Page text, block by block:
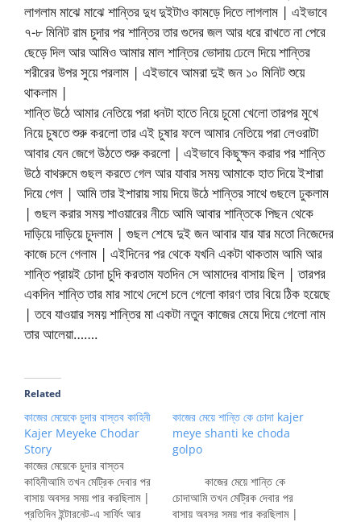
লাগলাম মাঝে মাঝে শান্তির দুধ দুইটাও কামড়ে দিতে লাগলাম | এইভাবে
৭-৮ মিনিট রাম চুদার পর শান্তির তার গুদের জল আর ধরে রাখতে না পেরে
ছেড়ে দিল আর আমিও আমার মাল শান্তির ভোদায় ঢেলে দিয়ে শান্তির
শরীরের উপর সুয়ে পরলাম | এইভাবে আমরা দুই জন ১০ মিনিট শুয়ে
থাকলাম |
শান্তি উঠে আমার নেতিয়ে পরা ধনটা হাতে নিয়ে চুমো খেলো তারপর মুখে
নিয়ে চুষতে শুরু করলো তার এই চুষার ফলে আমার নেতিয়ে পরা লেওরাটা
আবার যেন জেগে উঠতে শুরু করলো | এইভাবে কিছুক্ষন করার পর শান্তি
উঠে বাথরুমে গুছল করতে গেল আর যাবার সময় আমাকে হাত দিয়ে ইশারা
দিয়ে গেল | আমি তার ইশারায় সায় দিয়ে উঠে শান্তির সাথে গুছলে ঢুকলাম
| গুছল করার সময় শাওয়ারের নীচে আমি আবার শান্তিকে পিছন থেকে
দাড়িয়ে দাড়িয়ে চুদলাম | গুছল শেষে দুই জন আবার যার যার মতো নিজেদের
কাজে চলে গেলাম | এইদিনের পর থেকে যখনি একটা থাকতাম আমি আর
শান্তি প্রায়ই চোদা চুদি করতাম যতদিন সে আমাদের বাসায় ছিল | তারপর
একদিন শান্তি তার মার সাথে দেশে চলে গেলো কারণ তার বিয়ে ঠিক হয়েছে
| তবে যাওয়ার সময় শান্তির মা একটা নতুন কাজের মেয়ে দিয়ে গেলো নাম
তার আলেয়া…….
Related
কাজের মেয়েকে চুদার বাস্তব কাহিনী
Kajer Meyeke Chodar
Story
কাজের মেয়েকে চুদার বাস্তব
কাহিনীআমি তখন মেট্রিক দেবার পর
বাসায় অবসর সময় পার করছিলাম |
প্রতিদিন ইন্টারনেট-এ সার্ফিং আর
কাজের মেয়ে শান্তি কে চোদা kajer
meye shanti ke choda
golpo
কাজের মেয়ে শান্তি কে
চোদাআমি তখন মেট্রিক দেবার পর
বাসায় অবসর সময় পার করছিলাম |